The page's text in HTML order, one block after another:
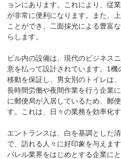
ョンにあります。これにより、従
が非常に便利になります。また、
ことができ、二面採光による豊富
らします。
ビル内の設備は、現代のビジネス
意を払って設計されています。1
移動を保証し、男女別のトイレは
長時間労働や夜間作業を行う企業
に郵便局が入居しているため、郵
す。これは、日々の業務を効率化
エントランスは、白を基調とした
で、訪れる人々に好印象を与えま
パレル業界をはじめとする企業に